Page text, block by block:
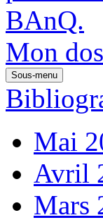
Mon
Sous-menu
Mai
Avril
Mars